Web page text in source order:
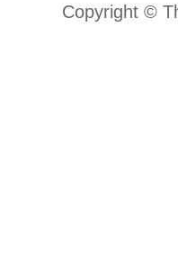
Copyright ©